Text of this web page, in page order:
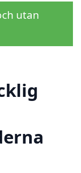
utan